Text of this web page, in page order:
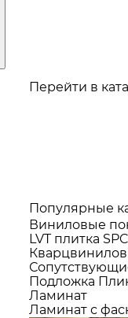
Перейти в
Популярные
Виниловые
LVT плитка
Подложка
Ламинат
Ламинат с